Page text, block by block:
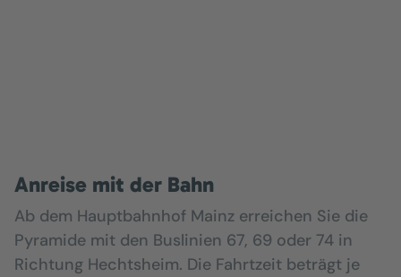
Anreise mit der Bahn
Ab dem Hauptbahnhof Mainz erreichen Sie die
Pyramide mit den Buslinien 67, 69 oder 74 in
Richtung Hechtsheim. Die Fahrtzeit beträgt je